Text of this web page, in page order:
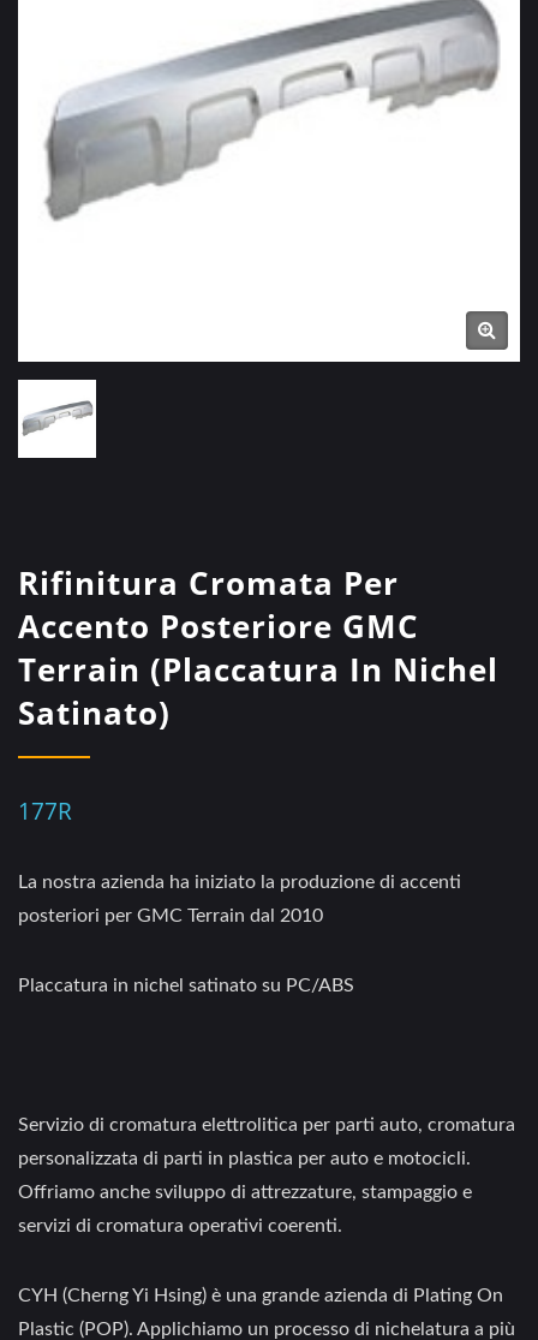
Rifinitura Cromata Per
Accento Posteriore GMC
Terrain (Placcatura In Nichel
Satinato)
177R
La nostra azienda ha iniziato la produzione di accenti
posteriori per GMC Terrain dal 2010
Placcatura in nichel satinato su PC/ABS
Servizio di cromatura elettrolitica per parti auto, cromatura
personalizzata di parti in plastica per auto e motocicli.
Offriamo anche sviluppo di attrezzature, stampaggio e
servizi di cromatura operativi coerenti.
CYH (Cherng Yi Hsing) è una grande azienda di Plating On
Plastic (POP). Applichiamo un processo di nichelatura a più